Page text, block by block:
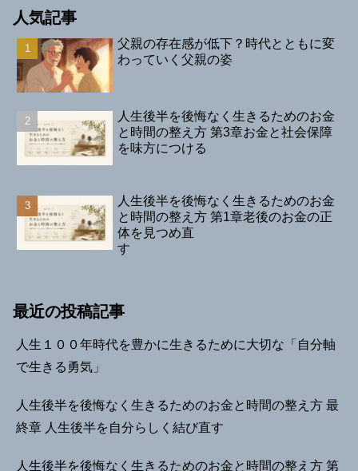
人気記事
父親の存在感が低下？時代とともに変
わっていく父親の姿
人生後半を後悔なく生きるためのお金
と時間の整え方 第3章お金と社会保障
を味方につける
人生後半を後悔なく生きるためのお金
と時間の整え方 第1章老後のお金の正
体を見つめ直
す
最近の投稿記事
人生１００年時代を豊かに生きるために大切な「自分軸
で生きる勇気」
人生後半を後悔なく生きるためのお金と時間の整え方 最
終章 人生後半を自分らしく結び直す
人生後半を後悔なく生きるためのお金と時間の整え方 第